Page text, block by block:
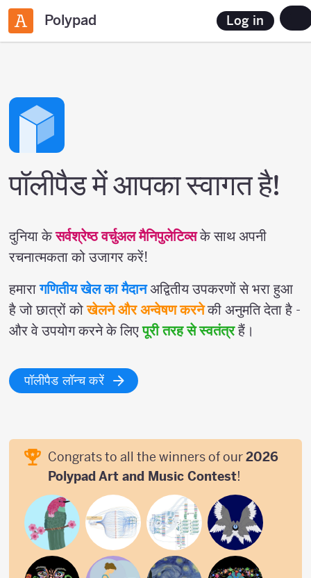
Polypad Log in
पॉलीपैड में आपका स्वागत है!
दुनिया केसर्वश्रेष्ठ वर्चुअल मैनिपुलेटिव्सके साथ अपनी
रचनात्मकता को उजागर करें!
हमारागणितीय खेल का मैदानअद्वितीय उपकरणों से भरा हुआ
है जो छात्रों कोखेलने और अन्वेषण करनेकी अनुमति देता है -
और वे उपयोग करने के लिएपूरी तरह से स्वतंत्रहैं।
पॉलीपैड लॉन्च करें
Congrats to all the winners of our2026
Polypad Art and Music Contest!